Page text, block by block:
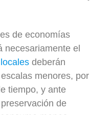
de economías
necesariamente el
deberán
menores, por
tiempo, y ante
de